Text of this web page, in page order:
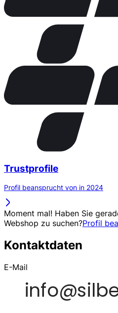
Trustprofile
Profil beansprucht von in 2024
Moment mal! Haben Sie
Webshop zu suchen?Profil
Kontaktdaten
E-Mail